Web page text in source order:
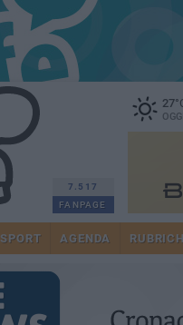
7.517
FANPAGE
27
SPORT AGENDA